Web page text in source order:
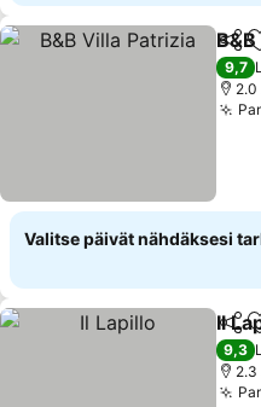
Jaa
9,7
2.0
Valitse päivät nähdäksesi
Jaa
Il
9,3
2.3